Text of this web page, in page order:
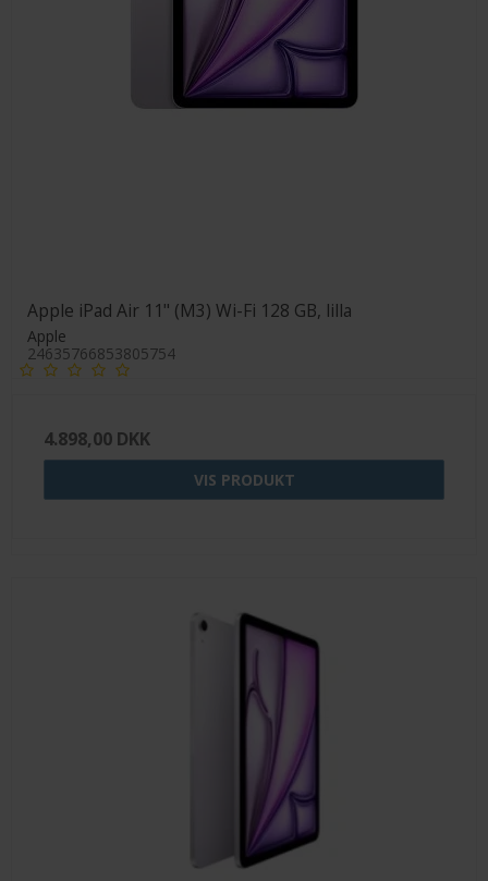
Apple iPad Air 11" (M3) Wi-Fi 128 GB, lilla
Apple
24635766853805754
4.898,00 DKK
VIS PRODUKT